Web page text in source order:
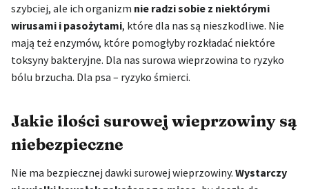
szybciej, ale ich organizm nie radzi sobie z niektórymi
wirusami i pasożytami, które dla nas są nieszkodliwe. Nie
mają też enzymów, które pomogłyby rozkładać niektóre
toksyny bakteryjne. Dla nas surowa wieprzowina to ryzyko
bólu brzucha. Dla psa – ryzyko śmierci.
Jakie ilości surowej wieprzowiny są
niebezpieczne
Nie ma bezpiecznej dawki surowej wieprzowiny. Wystarczy